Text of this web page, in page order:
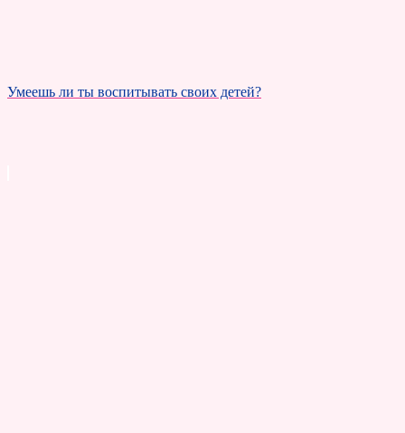
Умеешь ли ты воспитывать своих детей?